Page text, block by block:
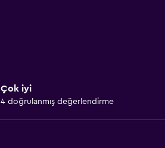
Çok iyi
4 doğrulanmış değerlendirme